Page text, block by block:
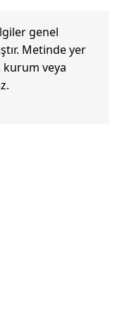
genel
Metinde yer
kurum veya